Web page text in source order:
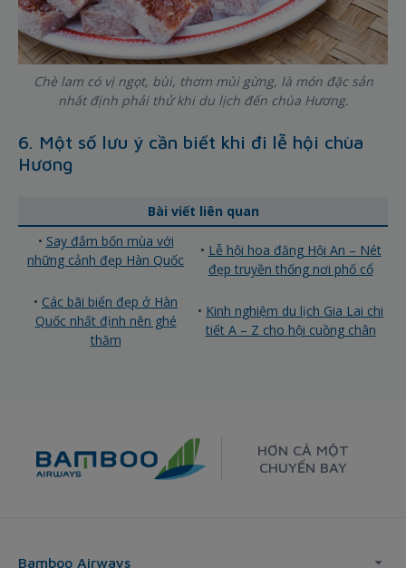
Chè lam có vị ngọt, bùi, thơm mùi gừng, là món đặc sản
nhất định phải thử khi du lịch đến chùa Hương.
6. Một số lưu ý cần biết khi đi lễ hội chùa
Hương
Bài viết liên quan
• Say đắm bốn mùa với
những cảnh đẹp Hàn Quốc
• Các bãi biển đẹp ở Hàn
Quốc nhất định nên ghé
thăm
• Lễ hội hoa đăng Hội An – Nét
đẹp truyền thống nơi phố cổ
• Kinh nghiệm du lịch Gia Lai chi
tiết A – Z cho hội cuồng chân
HƠN CẢ MỘT
CHUYẾN BAY
Bamboo Airways